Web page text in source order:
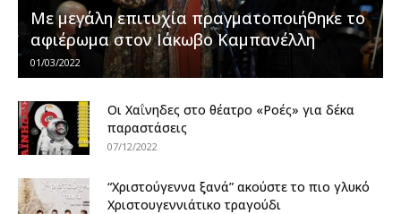
Με μεγάλη επιτυχία πραγματοποιήθηκε το
αφιέρωμα στον Ιάκωβο Καμπανέλλη
01/03/2022
Οι Χαΐνηδες στο θέατρο «Ροές» για δέκα
παραστάσεις
07/12/2022
“Χριστούγεννα ξανά” ακούστε το πιο γλυκό
Χριστουγεννιάτικο τραγούδι